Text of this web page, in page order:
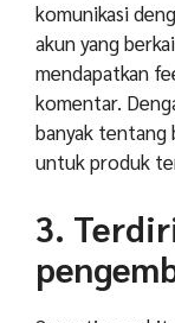
komunikasi
akun yang
mendapatkan
komentar.
banyak tentang
untuk produk
3.